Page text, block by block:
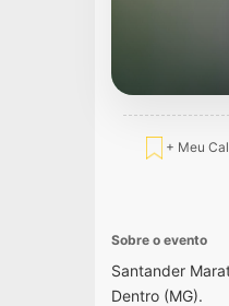
+ Meu
Sobre o evento
Santander
Dentro (MG).